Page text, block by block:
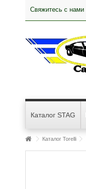
Свяжитесь с нами
Каталог STAG
Каталог Torelli